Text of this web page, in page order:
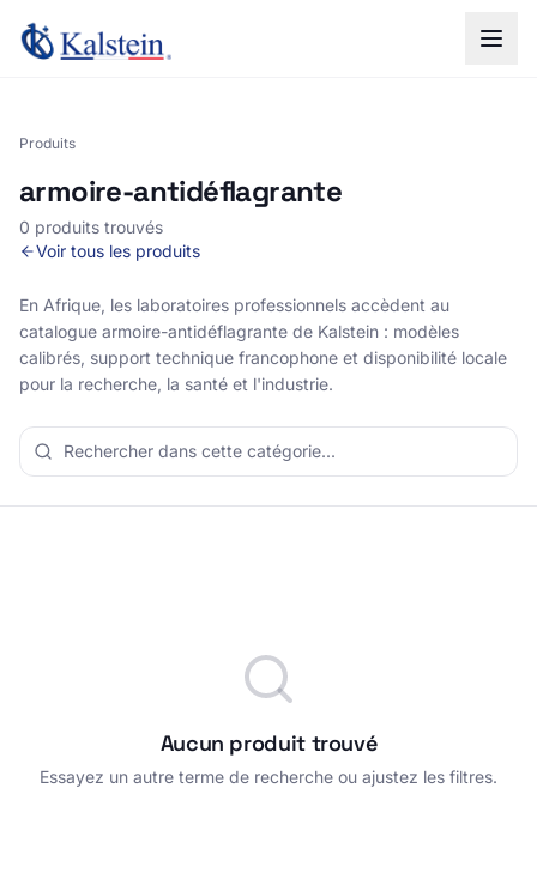
Produits
armoire-antidéflagrante
0 produits trouvés
Voir tous les produits
En Afrique, les laboratoires professionnels accèdent au
catalogue armoire-antidéflagrante de Kalstein : modèles
calibrés, support technique francophone et disponibilité locale
pour la recherche, la santé et l'industrie.
Aucun produit trouvé
Essayez un autre terme de recherche ou ajustez les filtres.